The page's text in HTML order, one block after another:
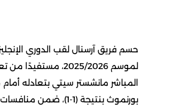
حسم فريق آرسنال لقب الدوري
لموسم 2025/2026،
المباشر مانشستر سيتي بتعادله
بورنموث بنتيجة (1-1)، ضمن